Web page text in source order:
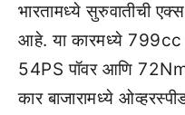
भारतामध्ये सुरुवातीची
आहे. या कारमध्ये
54PS पॉवर आणि
कार बाजारामध्ये